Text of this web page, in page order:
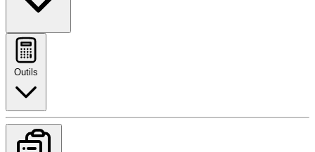
Outils